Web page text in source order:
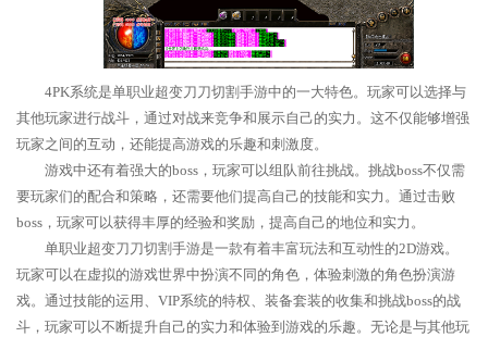
4PK系统是单职业超变刀刀切割手游中的一大特色。玩家可以选择与
其他玩家进行战斗，通过对战来竞争和展示自己的实力。这不仅能够增强
玩家之间的互动，还能提高游戏的乐趣和刺激度。
游戏中还有着强大的boss，玩家可以组队前往挑战。挑战boss不仅需
要玩家们的配合和策略，还需要他们提高自己的技能和实力。通过击败
boss，玩家可以获得丰厚的经验和奖励，提高自己的地位和实力。
单职业超变刀刀切割手游是一款有着丰富玩法和互动性的2D游戏。
玩家可以在虚拟的游戏世界中扮演不同的角色，体验刺激的角色扮演游
戏。通过技能的运用、VIP系统的特权、装备套装的收集和挑战boss的战
斗，玩家可以不断提升自己的实力和体验到游戏的乐趣。无论是与其他玩